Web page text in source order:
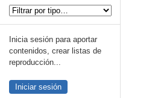
Inicia sesión para aportar
contenidos, crear listas de
reproducción...
Iniciar sesión